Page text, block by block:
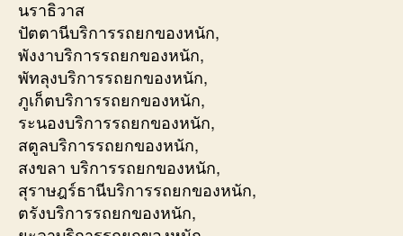
นราธิวาส
ปัตตานีบริการรถยกของหนัก,
พังงาบริการรถยกของหนัก,
พัทลุงบริการรถยกของหนัก,
ภูเก็ตบริการรถยกของหนัก,
ระนองบริการรถยกของหนัก,
สตูลบริการรถยกของหนัก,
สงขลา บริการรถยกของหนัก,
สุราษฎร์ธานีบริการรถยกของหนัก,
ตรังบริการรถยกของหนัก,